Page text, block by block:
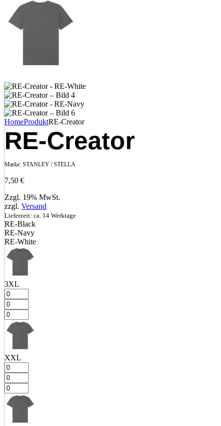
HomeProduktRE-Creator
RE-Creator
Marke: STANLEY / STELLA
7,50 €
Zzgl. 19% MwSt.
zzgl. Versand
Lieferzeit: ca. 14 Werktage
RE‑Black
RE‑Navy
RE‑White
3XL
XXL